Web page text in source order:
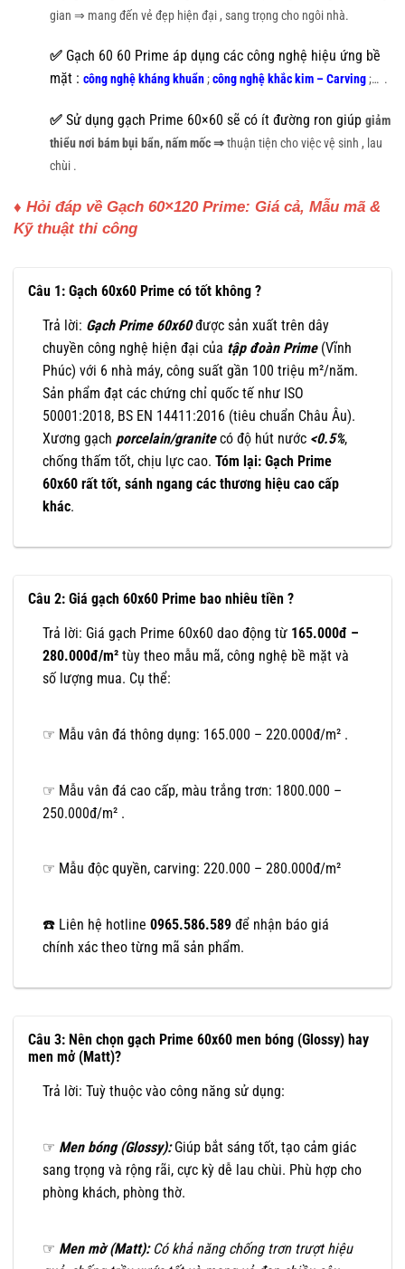
gian ⇒ mang đến vẻ đẹp hiện đại , sang trọng cho ngôi nhà.
✅ Gạch 60 60 Prime áp dụng các công nghệ hiệu ứng bề
mặt : công nghệ kháng khuẩn ;công nghệ khắc kim – Carving ;… .
✅ Sử dụng gạch Prime 60×60 sẽ có ít đường ron giúp giảm
thiểu nơi bám bụi bẩn, nấm mốc ⇒thuận tiện cho việc vệ sinh , lau
chùi .
♦ Hỏi đáp về Gạch 60×120 Prime: Giá cả, Mẫu mã &
Kỹ thuật thi công
Câu 1: Gạch 60x60 Prime có tốt không ?
Trả lời: Gạch Prime 60x60 được sản xuất trên dây
chuyền công nghệ hiện đại của tập đoàn Prime(Vĩnh
Phúc) với 6 nhà máy, công suất gần 100 triệu m²/năm.
Sản phẩm đạt các chứng chỉ quốc tế như ISO
50001:2018, BS EN 14411:2016 (tiêu chuẩn Châu Âu).
Xương gạch porcelain/granite có độ hút nước <0.5%,
chống thấm tốt, chịu lực cao. Tóm lại: Gạch Prime
60x60 rất tốt, sánh ngang các thương hiệu cao cấp
khác.
Câu 2: Giá gạch 60x60 Prime bao nhiêu tiền ?
Trả lời: Giá gạch Prime 60x60 dao động từ 165.000đ –
280.000đ/m² tùy theo mẫu mã, công nghệ bề mặt và
số lượng mua. Cụ thể:
☞ Mẫu vân đá thông dụng: 165.000 – 220.000đ/m² .
☞ Mẫu vân đá cao cấp, màu trắng trơn: 1800.000 –
250.000đ/m² .
☞ Mẫu độc quyền, carving: 220.000 – 280.000đ/m²
☎️ Liên hệ hotline 0965.586.589 để nhận báo giá
chính xác theo từng mã sản phẩm.
Câu 3: Nên chọn gạch Prime 60x60 men bóng (Glossy) hay
men mở (Matt)?
Trả lời: Tuỳ thuộc vào công năng sử dụng:
☞ Men bóng (Glossy): Giúp bắt sáng tốt, tạo cảm giác
sang trọng và rộng rãi, cực kỳ dễ lau chùi. Phù hợp cho
phòng khách, phòng thờ.
☞ Men mờ (Matt):Có khả năng chống trơn trượt hiệu